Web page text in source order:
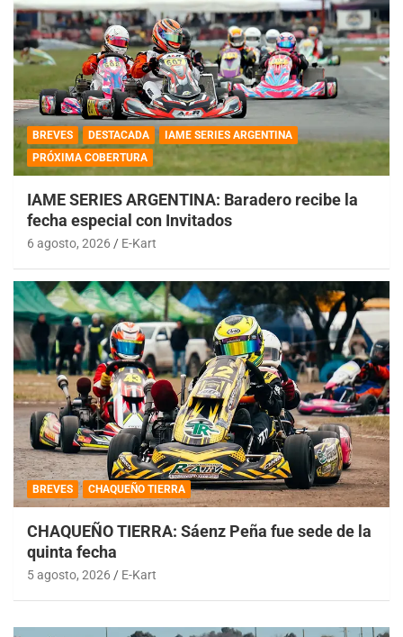
BREVES DESTACADA
IAME SERIES ARGENTINA
PRÓXIMA COBERTURA
IAME SERIES ARGENTINA: Baradero recibe la
fecha especial con Invitados
6 agosto, 2026 E-Kart
BREVES CHAQUEÑO TIERRA
CHAQUEÑO TIERRA: Sáenz Peña fue sede de la
quinta fecha
5 agosto, 2026 E-Kart